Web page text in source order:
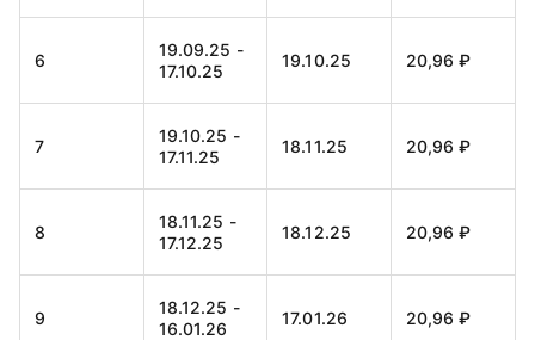
30.12.27
04.02.28
06.03.28
05.04.28
6
19.09.25 -
17.10.25
19.10.25 20,96 ₽
7
19.10.25 -
17.11.25
18.11.25 20,96 ₽
8
18.11.25 -
17.12.25
18.12.25 20,96 ₽
9
18.12.25 -
16.01.26
17.01.26 20,96 ₽